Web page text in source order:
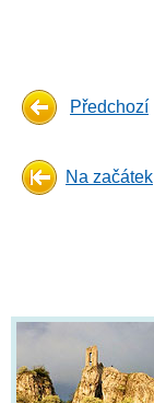
Předchozí
Na začátek